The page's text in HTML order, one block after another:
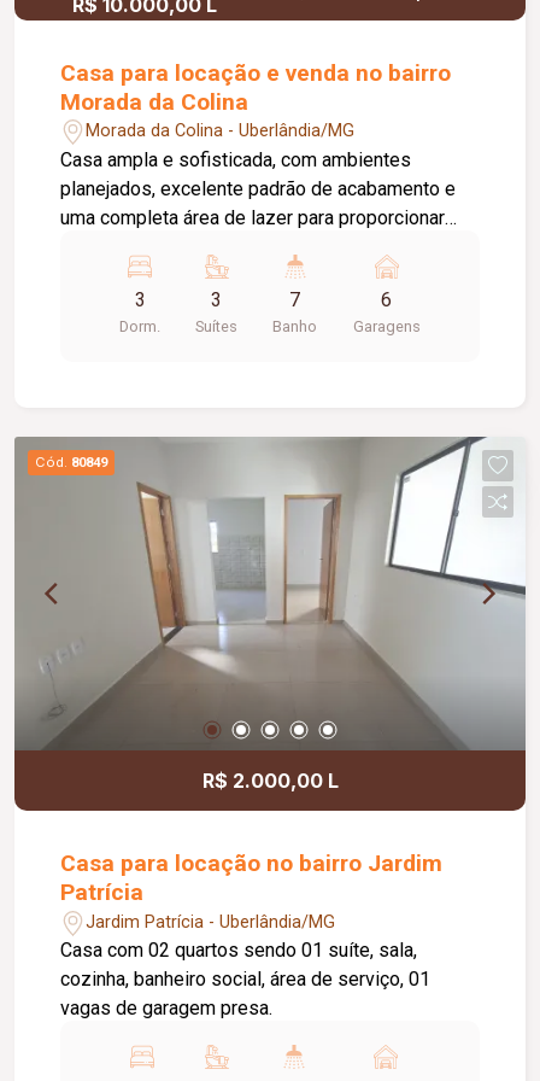
Casa para locação e venda no bairro
Morada da Colina
Morada da Colina - Uberlândia/MG
Casa ampla e sofisticada, com ambientes
planejados, excelente padrão de acabamento e
uma completa área de lazer para proporcionar
imóvel conta com: 06 vagas de garagem; Sala
ampla de televisão; Sala ampla de jantar;
Escritório planejado; Banheiro social com armário,
Dependência completa de apoio; Lavanderia com
armários; A área de lazer oferece: Espaço
gourmet com churrasqueira; Sauna; Banheiros de
apoio masculino e feminino; Piscina com cascata;
Paisagismo; Diferenciais do imóvel: Portão
eletrônico; Interfone; Cerca elétrica; Ambientes
planejados; Acabamento em porcelanato e
granito; Uma excelente opção para quem busca
espaço, conforto, privacidade e uma estrutura
completa para receber familiares e amigos.
3
Dorm.
3
Suítes
7
Banho
6
Garagens
Cód. 80849
R$ 2.000,00 L
Casa para locação no bairro Jardim
Patrícia
Jardim Patrícia - Uberlândia/MG
Casa com 02 quartos sendo 01 suíte, sala,
cozinha, banheiro social, área de serviço, 01
vagas de garagem presa.